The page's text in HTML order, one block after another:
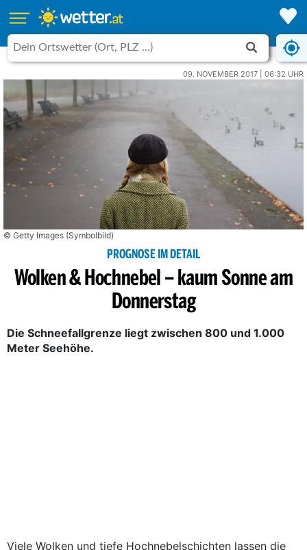
09. NOVEMBER 2017 | 06:32 UHR
© Getty Images (Symbolbild)
PROGNOSE IM DETAIL
Wolken & Hochnebel – kaum Sonne am
Donnerstag
Die Schneefallgrenze liegt zwischen 800 und 1.000
Meter Seehöhe.
Viele Wolken und tiefe Hochnebelschichten lassen die